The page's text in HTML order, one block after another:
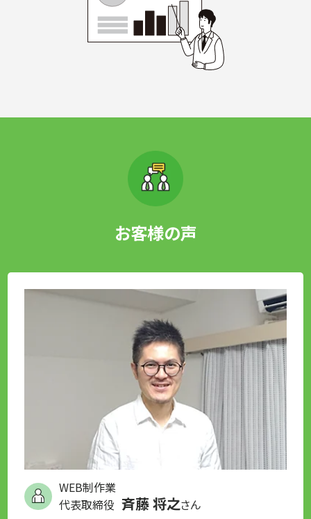
お客様の声
WEB制作業
代表取締役 斉藤 将之さん